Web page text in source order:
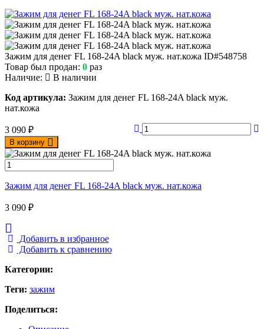
Зажим для денег FL 168-24A black муж. нат.кожа ID#548758
Товар был продан: 0 раз
Наличие:
В наличии
Код артикула: Зажим для денег FL 168-24A black муж.
нат.кожа
3 090 ₽
В корзину
Зажим для денег FL 168-24A black муж. нат.кожа
3 090 ₽
Добавить в избранное
Добавить к сравнению
Категории:
Теги: зажим
Поделиться: